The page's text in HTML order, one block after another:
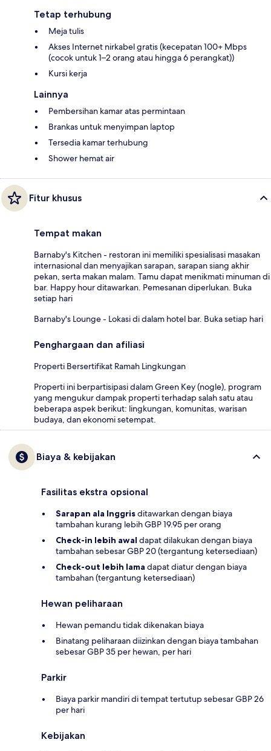
Tetap terhubung
Meja tulis
Akses Internet nirkabel gratis (kecepatan 100+ Mbps
(cocok untuk 1–2 orang atau hingga 6 perangkat))
Kursi kerja
Lainnya
Pembersihan kamar atas permintaan
Brankas untuk menyimpan laptop
Tersedia kamar terhubung
Shower hemat air
Fitur khusus
Tempat makan
Barnaby's Kitchen - restoran ini memiliki spesialisasi masakan
internasional dan menyajikan sarapan, sarapan siang akhir
pekan, serta makan malam. Tamu dapat menikmati minuman di
bar. Happy hour ditawarkan. Pemesanan diperlukan. Buka
setiap hari
Barnaby's Lounge - Lokasi di dalam hotel bar. Buka setiap hari
Penghargaan dan afiliasi
Properti Bersertifikat Ramah Lingkungan
Properti ini berpartisipasi dalam Green Key (nogle), program
yang mengukur dampak properti terhadap salah satu atau
beberapa aspek berikut: lingkungan, komunitas, warisan
budaya, dan ekonomi setempat.
Biaya & kebijakan
Fasilitas ekstra opsional
Sarapan ala Inggrisditawarkan dengan biaya
tambahan kurang lebih GBP 19.95 per orang
Check-in lebih awal dapat dilakukan dengan biaya
tambahan sebesar GBP 20 (tergantung ketersediaan)
Check-out lebih lama dapat diatur dengan biaya
tambahan (tergantung ketersediaan)
Hewan peliharaan
Hewan pemandu tidak dikenakan biaya
Binatang peliharaan diizinkan dengan biaya tambahan
sebesar GBP 35 per hewan, per hari
Parkir
Biaya parkir mandiri di tempat tertutup sebesar GBP 26
per hari
Kebijakan